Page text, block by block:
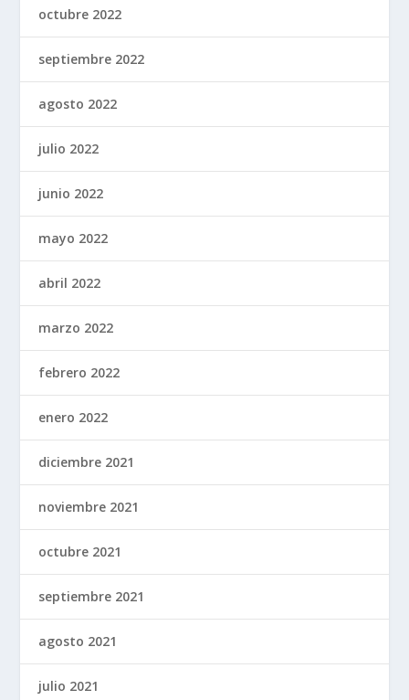
octubre 2022
septiembre 2022
agosto 2022
julio 2022
junio 2022
mayo 2022
abril 2022
marzo 2022
febrero 2022
enero 2022
diciembre 2021
noviembre 2021
octubre 2021
septiembre 2021
agosto 2021
julio 2021